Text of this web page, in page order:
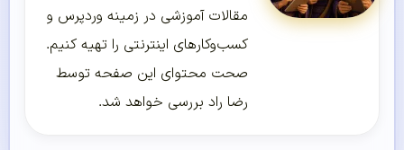
مقالات آموزشی در زمینه وردپرس و
کسب‌و‌کارهای اینترنتی را تهیه کنیم.
صحت محتوای این صفحه توسط
رضا راد بررسی خواهد شد.